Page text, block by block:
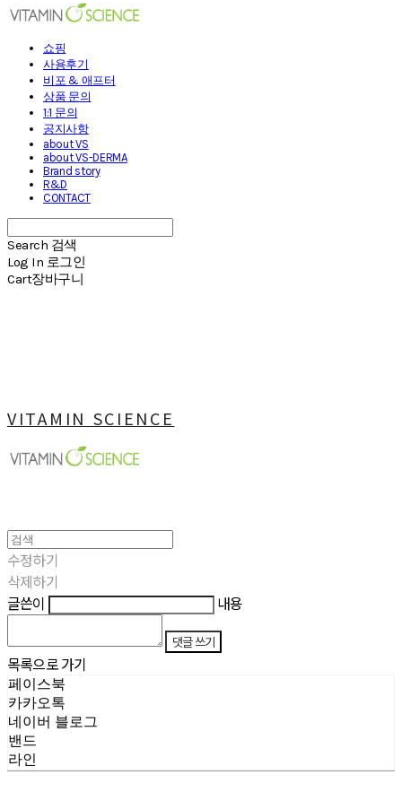
쇼핑
사용후기
비포 & 애프터
상품 문의
1:1 문의
공지사항
about VS
about VS-DERMA
Brand story
R&D
CONTACT
Search 검색
Log In 로그인
Cart장바구니
VITAMIN SCIENCE
수정하기
삭제하기
글쓴이
내용
댓글 쓰기
목록으로 가기
페이스북
카카오톡
네이버 블로그
밴드
라인